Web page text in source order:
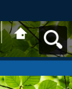
半田市子育て応
援サイト はんだ
っこネットへ戻